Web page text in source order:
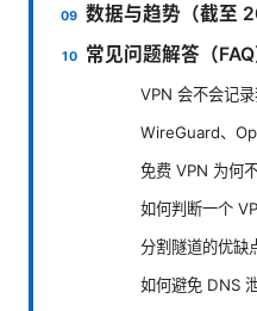
数据与趋势（截至
常见问题解答（FAQ
VPN 会不会记录
WireGuard、
免费 VPN 为何
如何判断一个
分割隧道的优缺
如何避免 DNS 泄